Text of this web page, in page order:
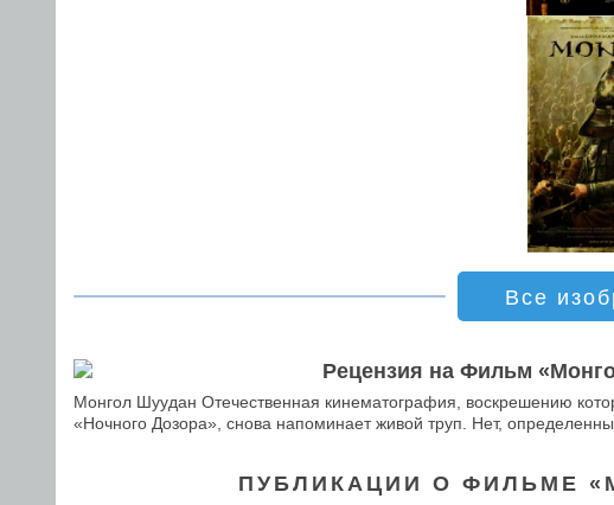
Все
Рецензия на Фильм
Монгол Шуудан Отечественная кинематография, воскрешению
«Ночного Дозора», снова напоминает живой труп. Нет,
ПУБЛИКАЦИИ О ФИЛЬМЕ